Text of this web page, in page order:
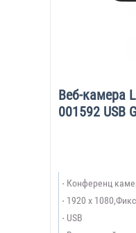
Веб-камера
001592 USB
Конференц
1920 x
USB